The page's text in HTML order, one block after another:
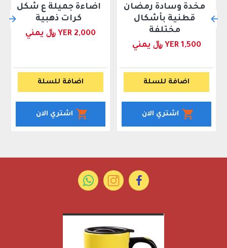
مخدة وسادة رمضان
قطنية بأشكال
مختلفة
YER 1,500 ﷼ يمني
اضافة للسلة
اشتري الان
اضاءة جميلة ع شكل
كرات ذهبية
YER 2,000 ﷼ يمني
اضافة للسلة
اشتري الان